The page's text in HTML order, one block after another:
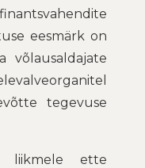
eesmärk on
võlausaldajate
tegevuse
liikmele ette